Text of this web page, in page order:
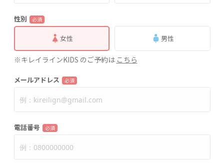
性別 必須
女性 男性
※キレイラインKIDS のご予約は こちら
メールアドレス 必須
電話番号 必須